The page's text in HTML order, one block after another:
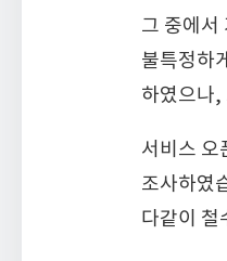
그 중에서
불특정하
하였으나,
서비스 오
조사하였
다같이 철